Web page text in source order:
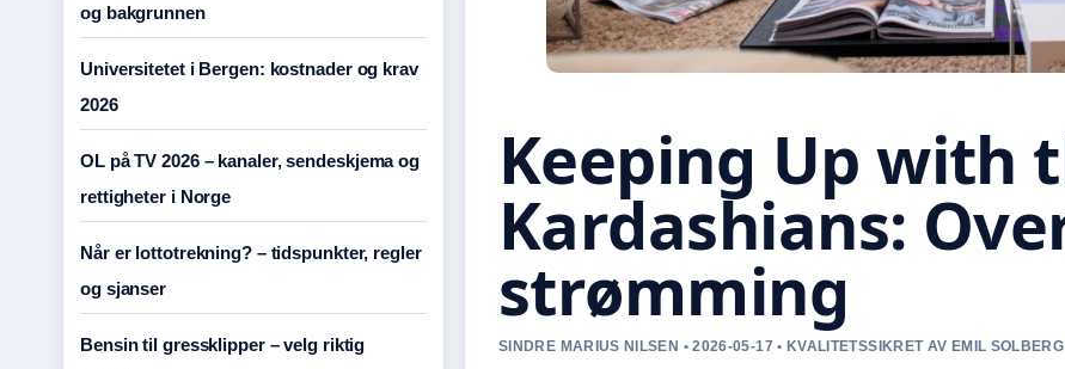
Keeping Up with
Kardashians:
strømming
SINDRE MARIUS NILSEN • 2026-05-17 • KVALITETSSIKRET AV EMIL SOLBERG
og bakgrunnen
Universitetet i Bergen: kostnader og krav
2026
OL på TV 2026 – kanaler, sendeskjema og
rettigheter i Norge
Når er lottotrekning? – tidspunkter, regler
og sjanser
Bensin til gressklipper – velg riktig